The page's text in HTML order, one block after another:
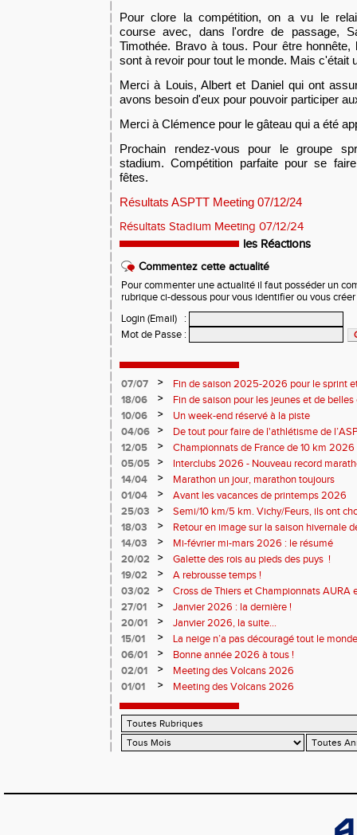
Pour clore la compétition, on a vu le
course avec, dans l'ordre de passage,
Timothée. Bravo à tous. Pourêtre honnête,
sont à revoir pour tout le monde. Mais c'était
Merci à Louis, Albert et Daniel qui ont
avons besoin d'eux pour pouvoir participer
Merci à Clémence pour le gâteau qui a été
Prochain rendez-vous pour le groupe
stadium. Compétition parfaite pour se
fêtes.
Résultats ASPTT Meeting 07/12/24
Résultats Stadium Meeting 07/12/24
les Réactions
Commentez cette actualité
Pour commenter une actualité il faut posséder un
rubrique ci-dessous pour vous identifier ou vous
Login (Email)
:
Mot de Passe :
07/07 >
Fin de saison 2025-2026 pour le sprint
18/06
>
Fin de saison pour les jeunes et de
10/06
>
Un week-end réservé à la piste
04/06
>
De tout pour faire de l'athlétisme de
monde souriant
12/05 >
Championnats de France de 10 km
Soirées piste
05/05 >
Interclubs 2026 - Nouveau record
résultats
14/04 >
Marathon un jour, marathon toujours
01/04
>
Avant les vacances de printemps 2026
25/03
>
Semi/10 km/5 km. Vichy/Feurs, ils ont
18/03
>
Retour en image sur la saison hivernale
14/03
>
Mi-février mi-mars 2026 : le résumé
20/02
>
Galette des rois au pieds des puys !
19/02
>
A rebrousse temps !
03/02
>
Cross de Thiers et Championnats AURA
27/01
>
Janvier 2026 : la dernière !
20/01
>
Janvier 2026, la suite...
15/01
>
La neige n’a pas découragé tout le
06/01
>
Bonne année 2026 à tous !
02/01
>
Meeting des Volcans 2026
01/01
> Meeting des Volcans 2026